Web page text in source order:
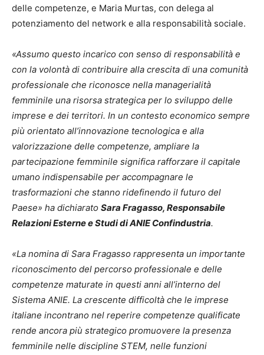
delle competenze, e Maria Murtas, con delega al
potenziamento del network e alla responsabilità sociale.
«Assumo questo incarico con senso di responsabilità e
con la volontà di contribuire alla crescita di una comunità
professionale che riconosce nella managerialità
femminile una risorsa strategica per lo sviluppo delle
imprese e dei territori. In un contesto economico sempre
più orientato all’innovazione tecnologica e alla
valorizzazione delle competenze, ampliare la
partecipazione femminile significa rafforzare il capitale
umano indispensabile per accompagnare le
trasformazioni che stanno ridefinendo il futuro del
Paese» ha dichiarato Sara Fragasso, Responsabile
Relazioni Esterne e Studi di ANIE Confindustria.
«La nomina di Sara Fragasso rappresenta un importante
riconoscimento del percorso professionale e delle
competenze maturate in questi anni all’interno del
Sistema ANIE. La crescente difficoltà che le imprese
italiane incontrano nel reperire competenze qualificate
rende ancora più strategico promuovere la presenza
femminile nelle discipline STEM, nelle funzioni